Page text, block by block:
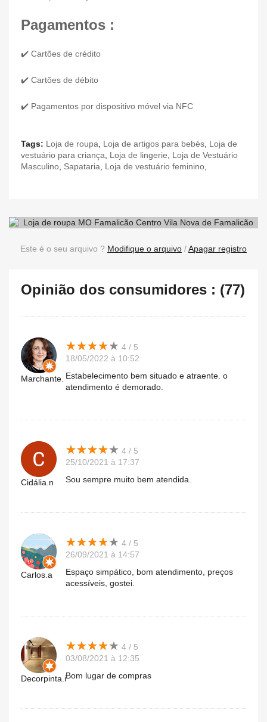
Pagamentos :
✔️ Cartões de crédito
✔️ Cartões de débito
✔️ Pagamentos por dispositivo móvel via NFC
Tags: Loja de roupa Loja de artigos para bebés Loja de
vestuário para criança
Loja de lingerie
Loja de Vestuário
Masculino Sapataria Loja de vestuário feminino
Este é o seu arquivo ? Modifique o arquivo /Apagar registro
Opinião dos consumidores : (77)
Marchante.
★★★★★
★★★★★ 4 / 5
18/05/2022 à 10:52
Estabelecimento bem situado e atraente. o
atendimento é demorado.
Cidália.n
★★★★★
★★★★★ 4 / 5
25/10/2021 à 17:37
Sou sempre muito bem atendida.
Carlos.a
★★★★★
★★★★★ 4 / 5
26/09/2021 à 14:57
Espaço simpático, bom atendimento, preços
acessíveis, gostei.
Decorpinta.i
★★★★★
★★★★★ 4 / 5
03/08/2021 à 12:35
Bom lugar de compras